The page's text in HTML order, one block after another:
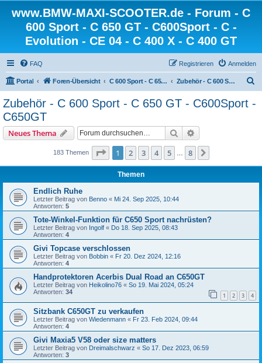
www.BMW-MAXI-SCOOTER.de - Forum - C
600 Sport - C 650 GT - C600Sport - C -
Evolution - CE 04 - C 400 X - C 400 GT
FAQ Anmelden
Registrieren
Portal Foren-Übersicht C 600 Sport - C 650 GT - C 650 Sport Zubehör - C 600 Sport - C 650 GT - C600Sport - C650GT
Zubehör - C 600 Sport - C 650 GT - C600Sport -
C650GT
Neues Thema Suche
183 Themen Seite 1von
1 2 3 4 5 8
Themen
Endlich Ruhe
Letzter Beitrag von Benno « Mi 24. Sep 2025, 10:44
Antworten: 5
Tote-Winkel-Funktion für C650 Sport nachrüsten?
Letzter Beitrag von Ingolf « Do 18. Sep 2025, 08:43
Antworten: 4
Givi Topcase verschlossen
Letzter Beitrag von Bobbin « Fr 20. Dez 2024, 12:16
Antworten: 4
Handprotektoren Acerbis Dual Road an C650GT
Letzter Beitrag von Heikolino76 « So 19. Mai 2024, 05:24
Antworten: 34 1 2 3 4
Sitzbank C650GT zu verkaufen
Letzter Beitrag von Wiedenmann « Fr 23. Feb 2024, 09:44
Antworten: 4
Givi Maxia5 V58 oder size matters
Letzter Beitrag von Dreimalschwarz « So 17. Dez 2023, 06:59
Antworten: 3